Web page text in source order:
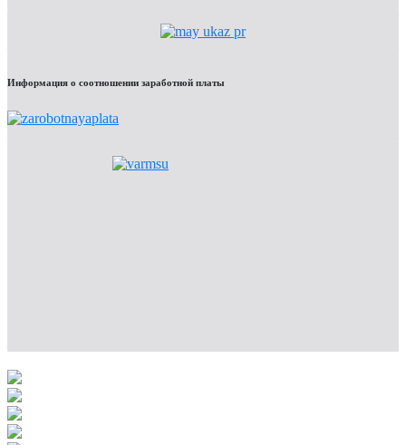
Информация о соотношении заработной платы